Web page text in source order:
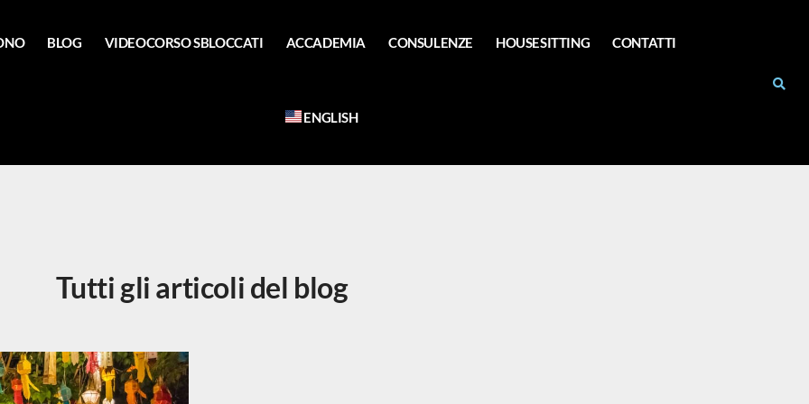
BLOG VIDEOCORSO SBLOCCATI ACCADEMIA CONSULENZE HOUSESITTING CONTATTI
ENGLISH
Tutti gli articoli del blog